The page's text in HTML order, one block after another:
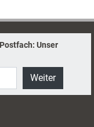
Unser
Weiter